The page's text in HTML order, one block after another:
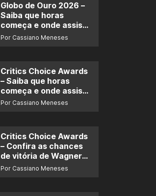
Globo de Ouro 2026 –
Saiba que horas
começa e onde assistir
ao prêmio
Por Cassiano Meneses
Critics Choice Awards
– Saiba que horas
começa e onde assistir
ao prêmio
Por Cassiano Meneses
Critics Choice Awards
– Confira as chances
de vitória de Wagner
Moura e de ‘O Agente
Por Cassiano Meneses